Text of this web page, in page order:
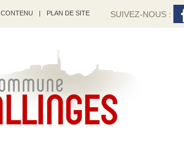
CONTENU | PLAN DE SITE SUIVEZ-NOUS :